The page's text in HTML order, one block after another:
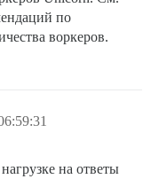
по
воркеров.
на ответы